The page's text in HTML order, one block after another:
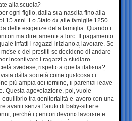
alla scuola?
ogni figlio, dalla sua nascita fino alla
15 anni. Lo Stato da alle famiglie 1250
delle esigenze della famiglia. Quando i
ma direttamente a loro. Il pagamento
infatti i ragazzi iniziano a lavorare. Se
e dei prestiti se decidono di andare
incentivare i ragazzi a studiare.
svedese, rispetto a quella italiana?
dalla società come qualcosa di
più ampia del termine, il parental leave
Questa agevolazione, poi, vuole
tra genitorialità e lavoro con una
avanti senza l’aiuto di baby-sitter e
perché i genitori devono lavorare e